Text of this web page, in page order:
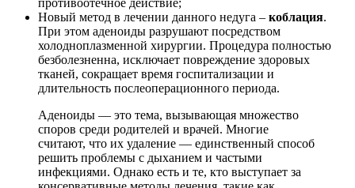
Новый метод в лечении данного недуга – коблация.
При этом аденоиды разрушают посредством
холодноплазменной хирургии. Процедура полностью
безболезненна, исключает повреждение здоровых
тканей, сокращает время госпитализации и
длительность послеоперационного периода.
Аденоиды — это тема, вызывающая множество
споров среди родителей и врачей. Многие
считают, что их удаление — единственный способ
решить проблемы с дыханием и частыми
инфекциями. Однако есть и те, кто выступает за